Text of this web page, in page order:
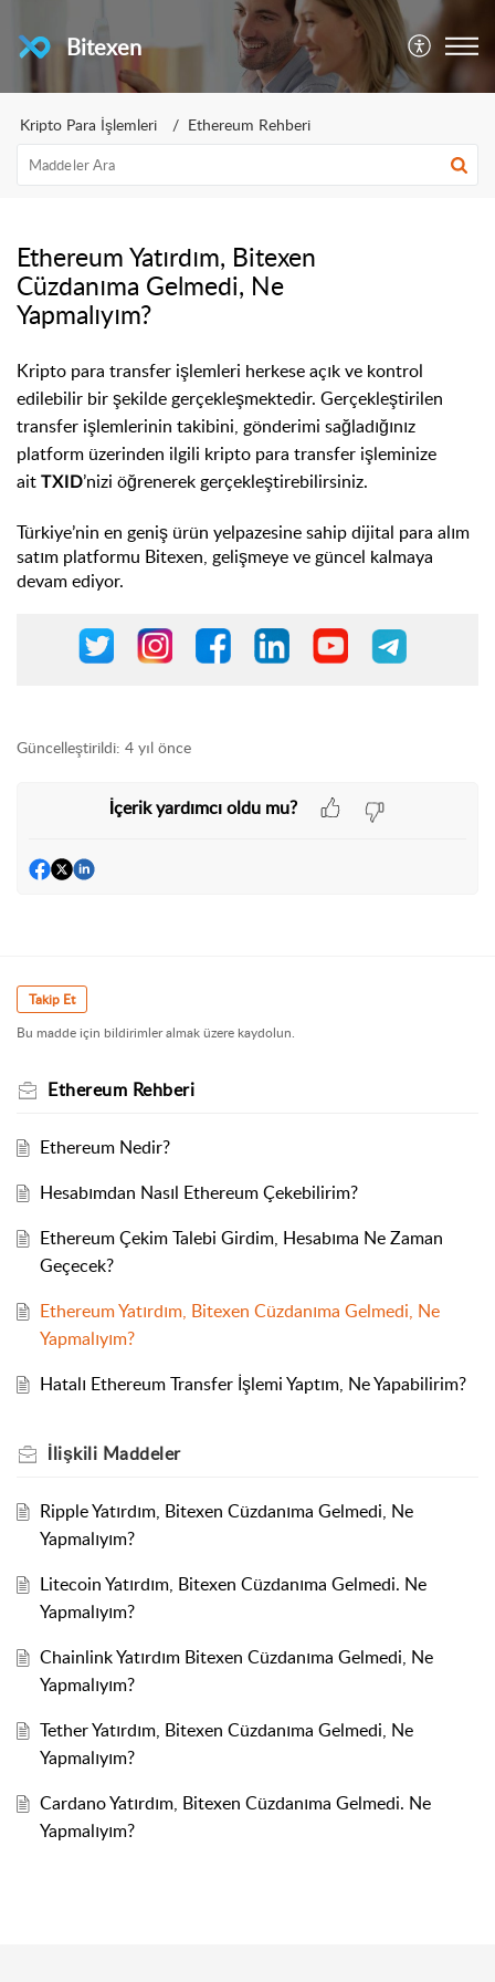
Bitexen
Kripto Para İşlemleri Ethereum Rehberi
Ethereum Yatırdım, Bitexen
Cüzdanıma Gelmedi, Ne
Yapmalıyım?
Kripto para transfer işlemleri herkese açık ve kontrol
edilebilir bir şekilde gerçekleşmektedir. Gerçekleştirilen
transfer işlemlerinin takibini, gönderimi sağladığınız
platform üzerinden ilgili kripto para transfer işleminize
ait TXID’nizi öğrenerek gerçekleştirebilirsiniz.
Türkiye’nin en geniş ürün yelpazesine sahip dijital para alım
satım platformu Bitexen, gelişmeye ve güncel kalmaya
devam ediyor.
Güncelleştirildi: 4 yıl önce
İçerik yardımcı oldu mu?
Takip Et
Bu madde için bildirimler almak üzere kaydolun.
Ethereum Rehberi
Ethereum Nedir?
Hesabımdan Nasıl Ethereum Çekebilirim?
Ethereum Çekim Talebi Girdim, Hesabıma Ne Zaman
Geçecek?
Ethereum Yatırdım, Bitexen Cüzdanıma Gelmedi, Ne
Yapmalıyım?
Hatalı Ethereum Transfer İşlemi Yaptım, Ne Yapabilirim?
İlişkili Maddeler
Ripple Yatırdım, Bitexen Cüzdanıma Gelmedi, Ne
Yapmalıyım?
Litecoin Yatırdım, Bitexen Cüzdanıma Gelmedi. Ne
Yapmalıyım?
Chainlink Yatırdım Bitexen Cüzdanıma Gelmedi, Ne
Yapmalıyım?
Tether Yatırdım, Bitexen Cüzdanıma Gelmedi, Ne
Yapmalıyım?
Cardano Yatırdım, Bitexen Cüzdanıma Gelmedi. Ne
Yapmalıyım?